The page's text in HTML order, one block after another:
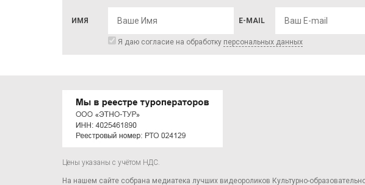
ИМЯ E-MAIL
Я даю согласие на обработку персональных данных
Цены указаны с учётом НДС.
На нашем сайте собрана медиатека лучших видеороликов Культурно-